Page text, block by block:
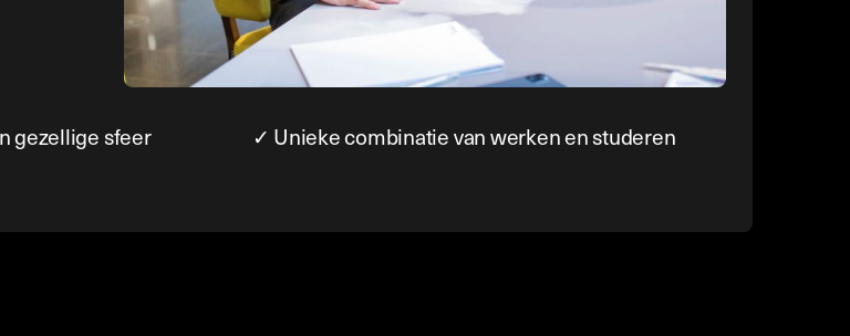
gezellige sfeer ✓ Unieke combinatie van werken en studeren